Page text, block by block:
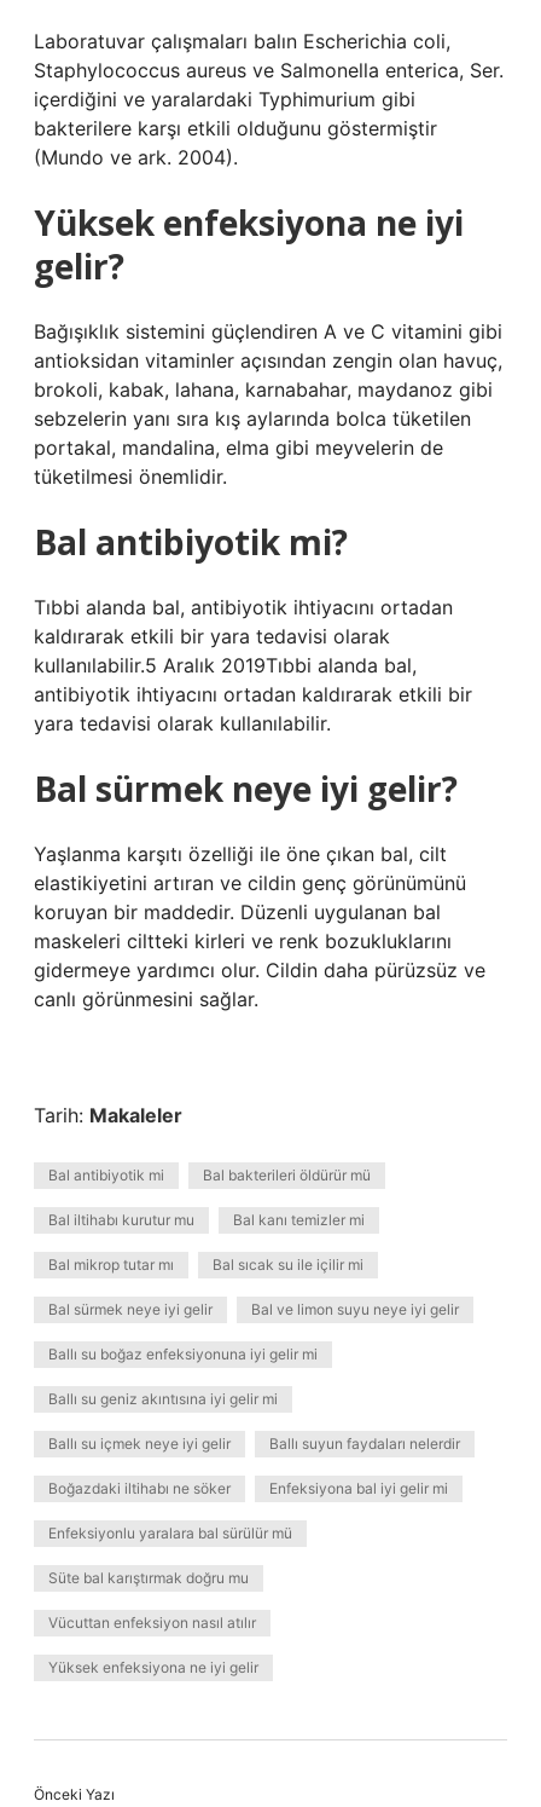
Laboratuvar çalışmaları balın Escherichia coli,
Staphylococcus aureus ve Salmonella enterica, Ser.
içerdiğini ve yaralardaki Typhimurium gibi
bakterilere karşı etkili olduğunu göstermiştir
(Mundo ve ark. 2004).
Yüksek enfeksiyona ne iyi
gelir?
Bağışıklık sistemini güçlendiren A ve C vitamini gibi
antioksidan vitaminler açısından zengin olan havuç,
brokoli, kabak, lahana, karnabahar, maydanoz gibi
sebzelerin yanı sıra kış aylarında bolca tüketilen
portakal, mandalina, elma gibi meyvelerin de
tüketilmesi önemlidir.
Bal antibiyotik mi?
Tıbbi alanda bal, antibiyotik ihtiyacını ortadan
kaldırarak etkili bir yara tedavisi olarak
kullanılabilir.5 Aralık 2019Tıbbi alanda bal,
antibiyotik ihtiyacını ortadan kaldırarak etkili bir
yara tedavisi olarak kullanılabilir.
Bal sürmek neye iyi gelir?
Yaşlanma karşıtı özelliği ile öne çıkan bal, cilt
elastikiyetini artıran ve cildin genç görünümünü
koruyan bir maddedir. Düzenli uygulanan bal
maskeleri ciltteki kirleri ve renk bozukluklarını
gidermeye yardımcı olur. Cildin daha pürüzsüz ve
canlı görünmesini sağlar.
Tarih: Makaleler
Bal antibiyotik mi Bal bakterileri öldürür mü
Bal iltihabı kurutur mu Bal kanı temizler mi
Bal mikrop tutar mı Bal sıcak su ile içilir mi
Bal sürmek neye iyi gelir Bal ve limon suyu neye iyi gelir
Ballı su boğaz enfeksiyonuna iyi gelir mi
Ballı su geniz akıntısına iyi gelir mi
Ballı su içmek neye iyi gelir Ballı suyun faydaları nelerdir
Boğazdaki iltihabı ne söker Enfeksiyona bal iyi gelir mi
Enfeksiyonlu yaralara bal sürülür mü
Süte bal karıştırmak doğru mu
Vücuttan enfeksiyon nasıl atılır
Yüksek enfeksiyona ne iyi gelir
Önceki Yazı